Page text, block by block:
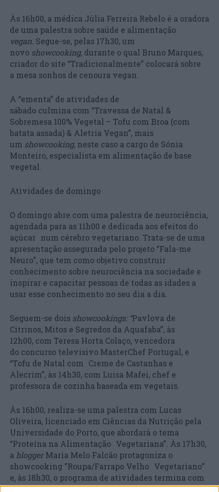
Às 16h00, a médica Júlia Ferreira Rebelo é a oradora
de uma palestra sobre saúde e alimentação
vegan. Segue-se, pelas 17h30, um
novo showcooking, durante o qual Bruno Marques,
criador do site “Tradicionalmente” colocará sobre
a mesa sonhos de cenoura vegan.
A “ementa” de atividades de
sábado culmina com “Travessa de Natal &
Sobremesa 100% Vegetal – Tofu com Broa (com
batata assada) & Aletria Vegan”, mais
um showcooking, neste caso a cargo de Sónia
Monteiro, especialista em alimentação de base
vegetal.
Atividades de domingo
O domingo abre com uma palestra de neurociência,
agendada para as 11h00 e dedicada aos efeitos do
açúcar num cérebro vegetariano. Trata-se de uma
apresentação assegurada pelo projeto “Fala-me
Neuro”, que tem como objetivo construir
conhecimento sobre neurociência na sociedade e
inspirar e capacitar pessoas de todas as idades a
usar esse conhecimento no seu dia a dia. ​
Seguem-se dois showcookings: “Pavlova de
Citrinos, Mitos e Segredos da Aquafaba”, às
12h00, com Teresa Horta Colaço, vencedora
do concurso televisivo MasterChef Portugal, e
“Tofu de Natal com Creme de Castanhas e
Alecrim”, às 14h30, com Luisa Mafei, chef e
professora de cozinha baseada em vegetais.
Às 16h00, realiza-se uma palestra com Lucas
Oliveira, licenciado em Ciências da Nutrição pela
Universidade do Porto, que abordará o tema
“Proteína na Alimentação Vegetariana”. Às 17h30,
a bloggerMaria Melo Falcão protagoniza o
showcooking ​”Roupa/Farrapo Velho Vegetariano”
e, às 18h30, o programa de atividades termina com
o tema “Entrada Moderna & Sobremesa Intemporal